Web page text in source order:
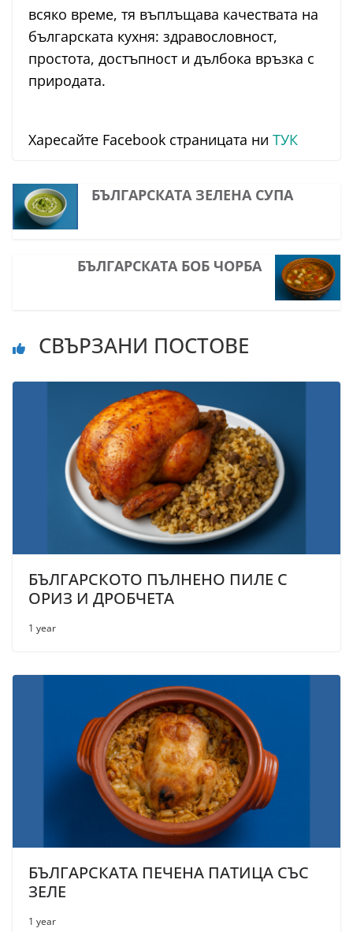
всяко време, тя въплъщава качествата на
българската кухня: здравословност,
простота, достъпност и дълбока връзка с
природата.
Харесайте Facebook страницата ни ТУК
БЪЛГАРСКАТА ЗЕЛЕНА СУПА
БЪЛГАРСКАТА БОБ ЧОРБА
СВЪРЗАНИ ПОСТОВЕ
БЪЛГАРСКОТО ПЪЛНЕНО ПИЛЕ С
ОРИЗ И ДРОБЧЕТА
1 year
БЪЛГАРСКАТА ПЕЧЕНА ПАТИЦА СЪС
ЗЕЛЕ
1 year